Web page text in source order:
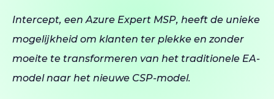
Intercept, een Azure Expert MSP, heeft de unieke
mogelijkheid om klanten ter plekke en zonder
moeite te transformeren van het traditionele EA-
model naar het nieuwe CSP-model.